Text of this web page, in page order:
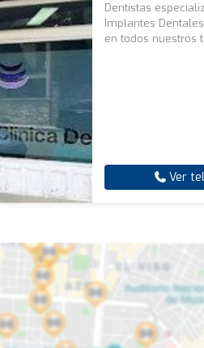
Dentistas
Implantes
en todos nuestros
Ver